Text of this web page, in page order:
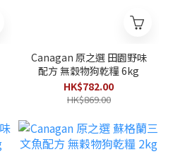
Canagan 原之選 田園野味
配方 無穀物狗乾糧 6kg
HK$782.00
HK$869.00